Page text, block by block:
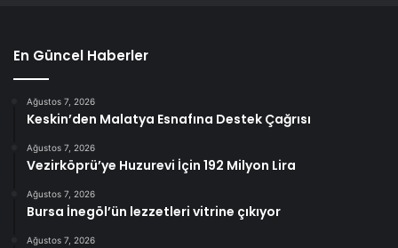
En Güncel Haberler
Ağustos 7, 2026
Keskin’den Malatya Esnafına Destek Çağrısı
Ağustos 7, 2026
Vezirköprü’ye Huzurevi İçin 192 Milyon Lira
Ağustos 7, 2026
Bursa İnegöl’ün lezzetleri vitrine çıkıyor
Ağustos 7, 2026